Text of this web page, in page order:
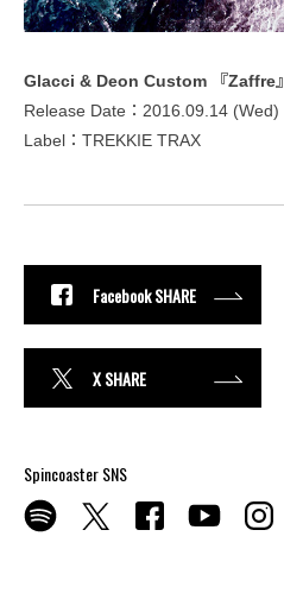
Glacci & Deon Custom 『Zaffre』
Release Date：2016.09.14 (Wed)
Label：TREKKIE TRAX
Facebook SHARE
X SHARE
Spincoaster SNS